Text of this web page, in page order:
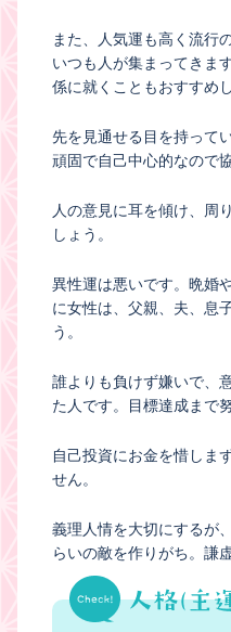
また、人気運も高く流行
いつも人が集まってきま
係に就くこともおすすめし
先を見通せる目を持って
頑固で自己中心的なので
人の意見に耳を傾け、周
しょう。
異性運は悪いです。晩婚
に女性は、父親、夫、息
う。
誰よりも負けず嫌いで、
た人です。目標達成まで
自己投資にお金を惜しま
せん。
義理人情を大切にするが
らいの敵を作りがち。謙